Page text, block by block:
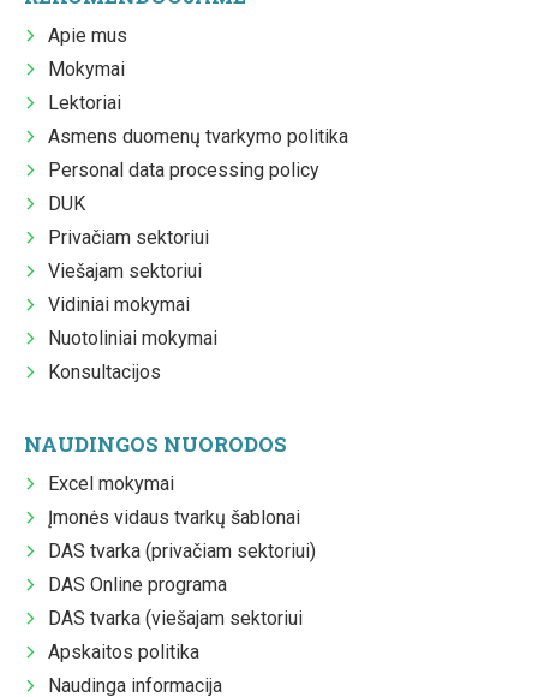
Apie mus
Mokymai
Lektoriai
Asmens duomenų tvarkymo politika
Personal data processing policy
DUK
Privačiam sektoriui
Viešajam sektoriui
Vidiniai mokymai
Nuotoliniai mokymai
Konsultacijos
NAUDINGOS NUORODOS
Excel mokymai
Įmonės vidaus tvarkų šablonai
DAS tvarka (privačiam sektoriui)
DAS Online programa
DAS tvarka (viešajam sektoriui
Apskaitos politika
Naudinga informacija